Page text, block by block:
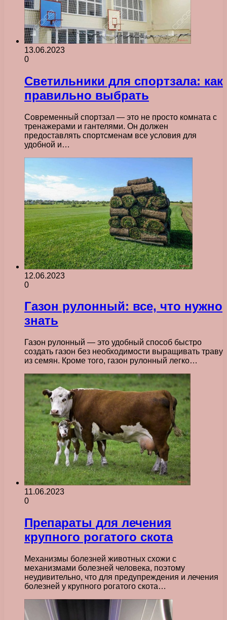
13.06.2023
0
Светильники для спортзала: как
правильно выбрать
Современный спортзал — это не просто комната с
тренажерами и гантелями. Он должен
предоставлять спортсменам все условия для
удобной и…
12.06.2023
0
Газон рулонный: все, что нужно
знать
Газон рулонный — это удобный способ быстро
создать газон без необходимости выращивать траву
из семян. Кроме того, газон рулонный легко…
11.06.2023
0
Препараты для лечения
крупного рогатого скота
Механизмы болезней животных схожи с
механизмами болезней человека, поэтому
неудивительно, что для предупреждения и лечения
болезней у крупного рогатого скота…